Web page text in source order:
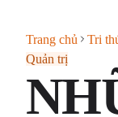
Trang chủ Tri
Quản trị